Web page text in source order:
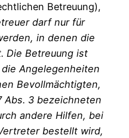
Betreuung),
darf nur für
in denen die
Die Betreuung ist
Angelegenheiten
Bevollmächtigten,
Abs. 3 bezeichneten
andere Hilfen, bei
bestellt wird,